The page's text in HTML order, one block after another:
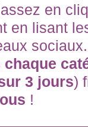
en
en lisant
3 jours)
!